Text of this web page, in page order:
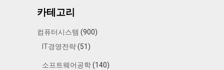
카테고리
컴퓨터시스템 (900)
IT경영전략(51)
소프트웨어공학(140)